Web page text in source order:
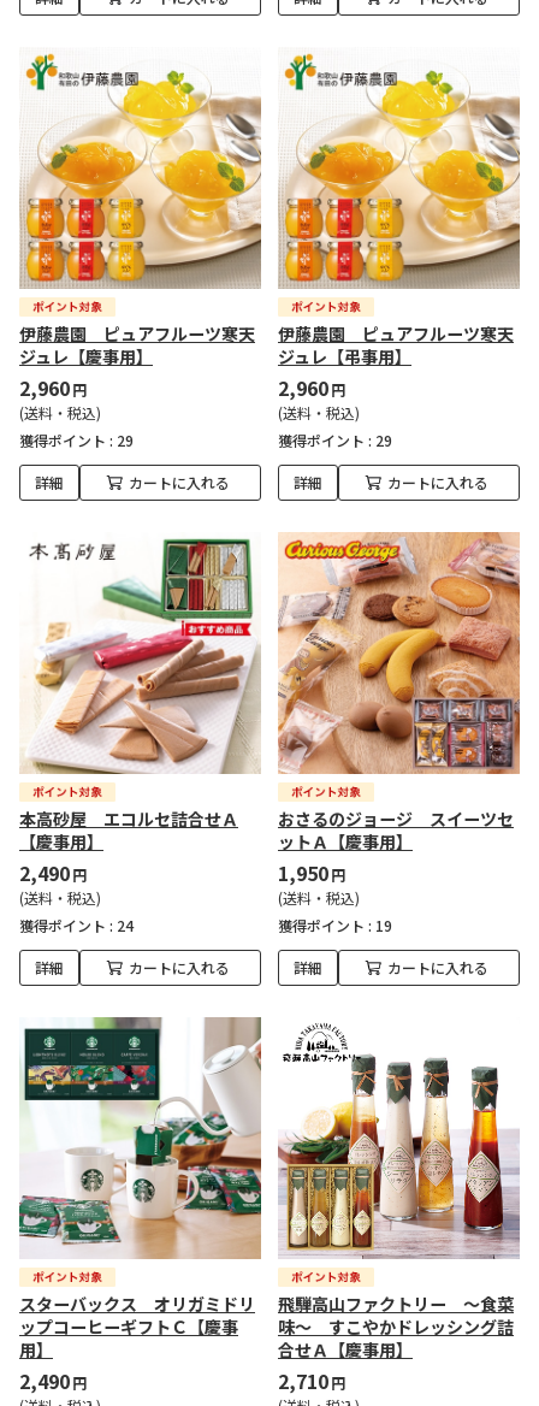
伊藤農園 ピュアフルーツ寒天
ジュレ【慶事用】
2,960円
(送料・税込)
獲得ポイント : 29
詳細 カートに入れる
伊藤農園 ピュアフルーツ寒天
ジュレ【弔事用】
2,960円
(送料・税込)
獲得ポイント : 29
詳細 カートに入れる
本高砂屋 エコルセ詰合せＡ
【慶事用】
2,490円
(送料・税込)
獲得ポイント : 24
詳細 カートに入れる
おさるのジョージ スイーツセ
ットＡ【慶事用】
1,950円
(送料・税込)
獲得ポイント : 19
詳細 カートに入れる
スターバックス オリガミドリ
ップコーヒーギフトＣ【慶事
用】
2,490円
飛騨高山ファクトリー ～食菜
味～ すこやかドレッシング詰
合せＡ【慶事用】
2,710円